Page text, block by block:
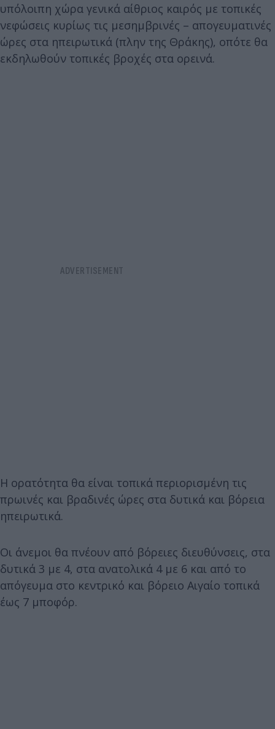
υπόλοιπη χώρα γενικά αίθριος καιρός με τοπικές
νεφώσεις κυρίως τις μεσημβρινές – απογευματινές
ώρες στα ηπειρωτικά (πλην της Θράκης), οπότε θα
εκδηλωθούν τοπικές βροχές στα ορεινά.
Η ορατότητα θα είναι τοπικά περιορισμένη τις
πρωινές και βραδινές ώρες στα δυτικά και βόρεια
ηπειρωτικά.
Οι άνεμοι θα πνέουν από βόρειες διευθύνσεις, στα
δυτικά 3 με 4, στα ανατολικά 4 με 6 και από το
απόγευμα στο κεντρικό και βόρειο Αιγαίο τοπικά
έως 7 μποφόρ.